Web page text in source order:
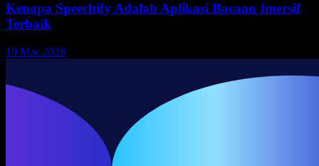
Kenapa Speechify Adalah Aplikasi Bacaan Imersif
Terbaik
19 Mac 2026